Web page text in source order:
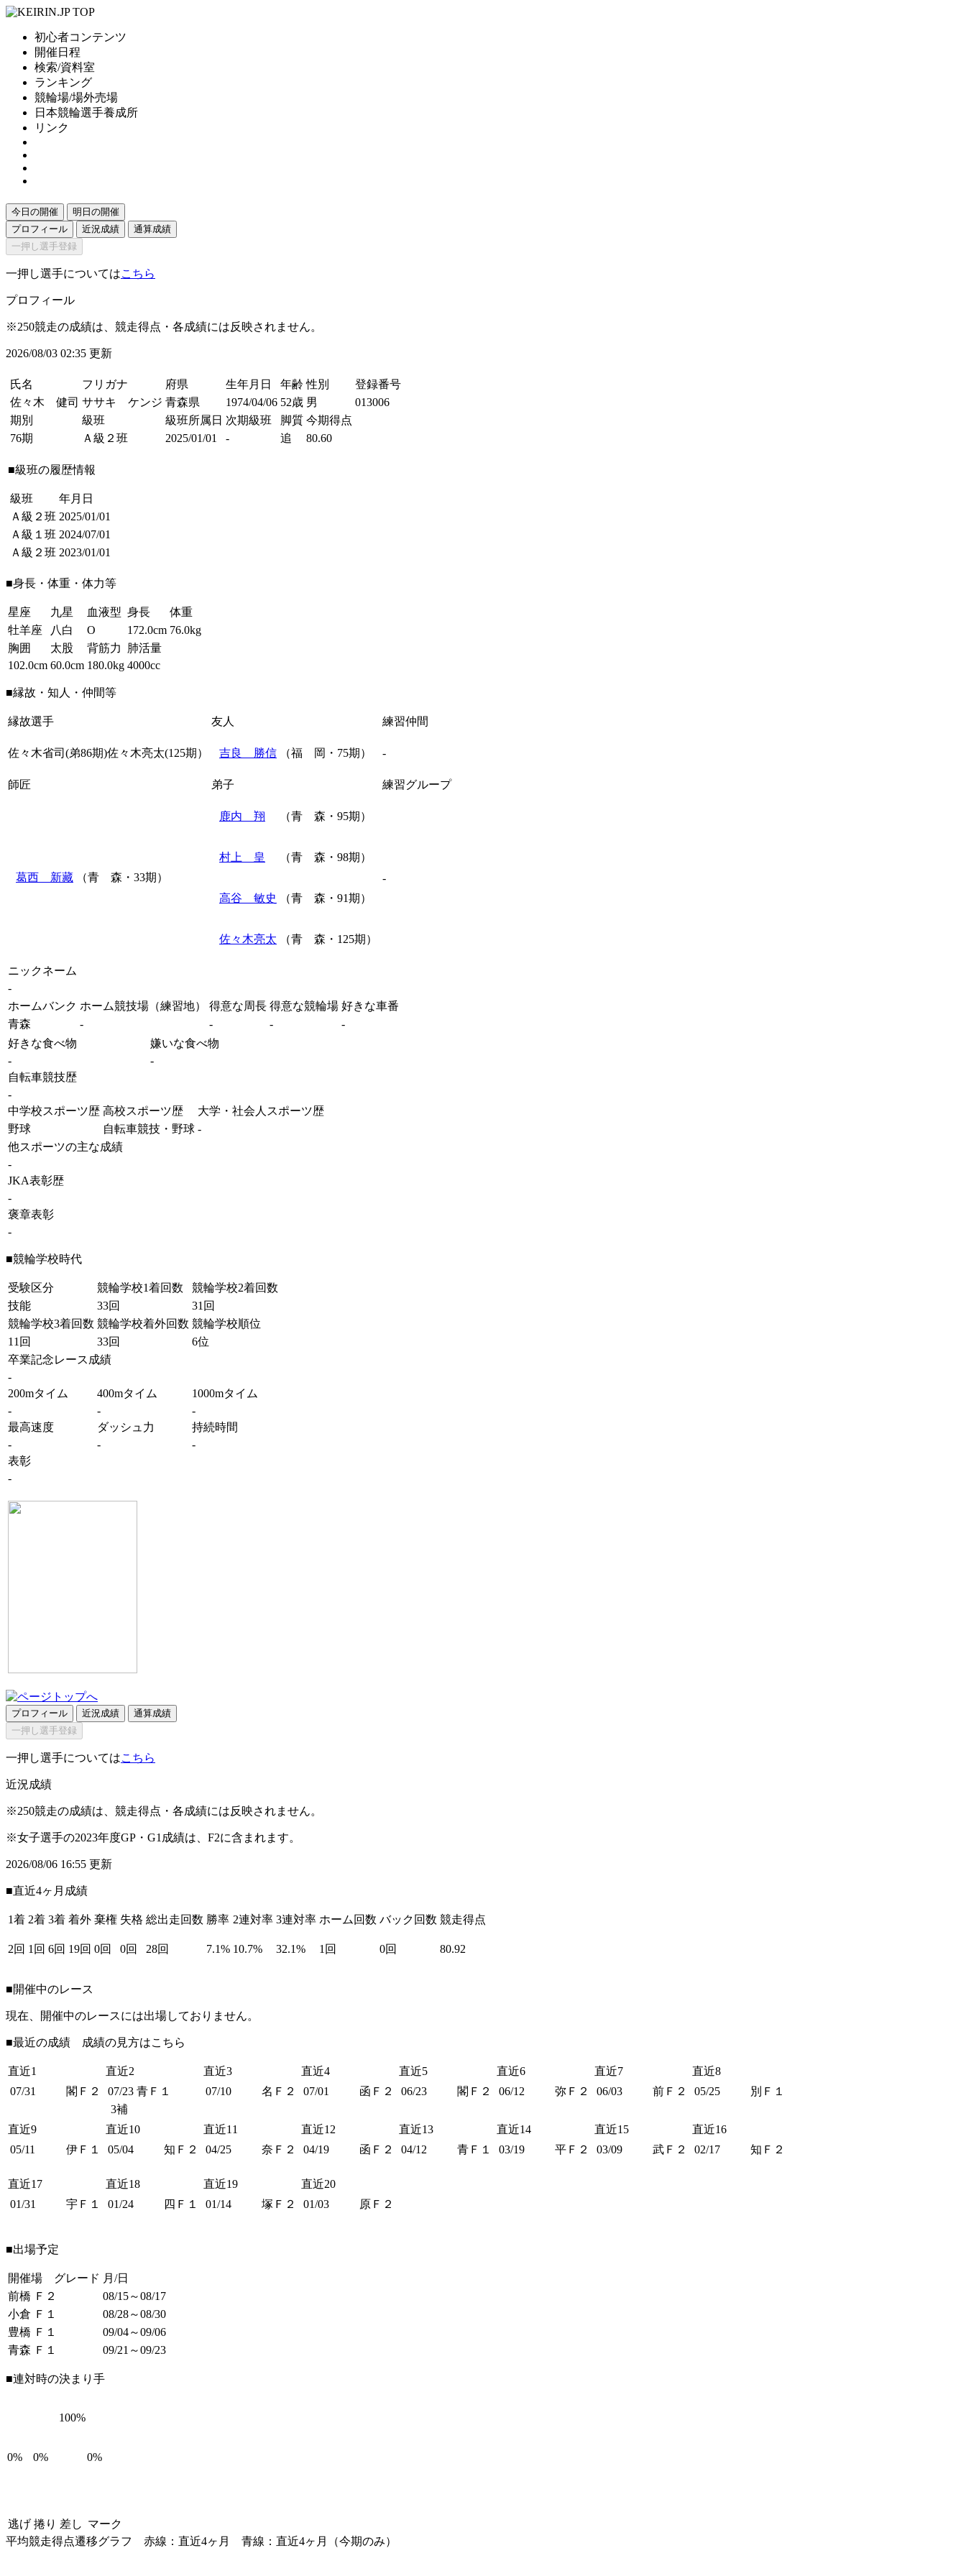
初心者コンテンツ
開催日程
検索/資料室
ランキング
競輪場/場外売場
日本競輪選手養成所
リンク
今日の開催
明日の開催
プロフィール
近況成績
通算成績
一押し選手登録
一押し選手についてはこちら
プロフィール
※250競走の成績は、競走得点・各成績には反映されません。
2026/08/03 02:35 更新
氏名 フリガナ 府県 生年月日 年齢 性別
登録番号
佐々木 健司 ササキ ケンジ 青森県 1974/04/06 52歳 男
013006
期別
級班 級班所属日 次期級班 脚質 今期得点
76期
Ａ級２班 2025/01/01 - 追 80.60
■級班の履歴情報
級班
年月日
Ａ級２班 2025/01/01
Ａ級１班 2024/07/01
Ａ級２班 2023/01/01
■身長・体重・体力等
星座 九星 血液型 身長
体重
牡羊座
八白 O 172.0cm 76.0kg
胸囲
太股 背筋力
肺活量
102.0cm 60.0cm 180.0kg 4000cc
■縁故・知人・仲間等
縁故選手 友人 練習仲間
佐々木省司(弟86期)佐々木亮太(125期） 吉良 勝信 （福 岡・75期） -
師匠 弟子 練習グループ
葛西 新藏 （青 森・33期）
鹿内 翔 （青 森・95期）
村上 皇 （青 森・98期）
高谷 敏史 （青 森・91期）
佐々木亮太 （青 森・125期）
-
ニックネーム
-
ホームバンク ホーム競技場（練習地） 得意な周長 得意な競輪場 好きな車番
青森
- - -
-
好きな食べ物
嫌いな食べ物
-
-
自転車競技歴
-
中学校スポーツ歴 高校スポーツ歴
大学・社会人スポーツ歴
野球
自転車競技・野球 -
他スポーツの主な成績
-
JKA表彰歴
-
褒章表彰
-
■競輪学校時代
受験区分 競輪学校1着回数
競輪学校2着回数
技能
33回
31回
競輪学校3着回数 競輪学校着外回数 競輪学校順位
11回
33回
6位
卒業記念レース成績
-
200mタイム
400mタイム
1000mタイム
-
-
-
最高速度
ダッシュ力
持続時間
-
-
-
表彰
-
プロフィール 近況成績
通算成績
一押し選手登録
一押し選手についてはこちら
近況成績
※250競走の成績は、競走得点・各成績には反映されません。
※女子選手の2023年度GP・G1成績は、F2に含まれます。
2026/08/06 16:55 更新
■直近4ヶ月成績
1着 2着 3着 着外 棄権 失格 総出走回数 勝率 2連対率 3連対率 ホーム回数 バック回数 競走得点
2回 1回 6回 19回 0回 0回 28回 7.1% 10.7% 32.1% 1回 0回 80.92
■開催中のレース
現在、開催中のレースには出場しておりません。
■最近の成績 成績の見方はこちら
直近1 直近2 直近3 直近4 直近5 直近6 直近7
直近8
07/31
閣Ｆ２ 07/23 青Ｆ１
3補
07/10 名Ｆ２ 07/01 函Ｆ２ 06/23 閣Ｆ２ 06/12 弥Ｆ２ 06/03 前Ｆ２ 05/25 別Ｆ１
直近9 直近10 直近11 直近12 直近13 直近14 直近15
直近16
05/11
伊Ｆ１ 05/04 知Ｆ２ 04/25 奈Ｆ２ 04/19 函Ｆ２ 04/12 青Ｆ１ 03/19 平Ｆ２ 03/09 武Ｆ２ 02/17 知Ｆ２
直近17 直近18 直近19
直近20
01/31
宇Ｆ１ 01/24 四Ｆ１ 01/14 塚Ｆ２ 01/03 原Ｆ２
■出場予定
開催場 グレード 月/日
前橋 Ｆ２
08/15～08/17
小倉 Ｆ１
08/28～08/30
豊橋 Ｆ１
09/04～09/06
青森 Ｆ１
09/21～09/23
■連対時の決まり手
0% 0%
100%
0%
逃げ 捲り 差し マーク
平均競走得点遷移グラフ 赤線：直近4ヶ月 青線：直近4ヶ月（今期のみ）